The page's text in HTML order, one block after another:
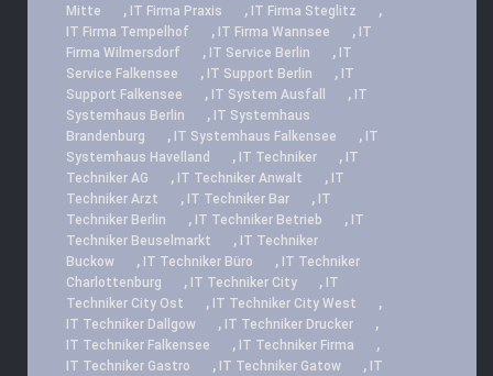
Mitte
, IT Firma Praxis , IT Firma Steglitz ,
IT Firma Tempelhof , IT Firma Wannsee , IT
Firma Wilmersdorf
, IT Service Berlin , IT
Service Falkensee
, IT Support Berlin , IT
Support Falkensee
, IT System Ausfall , IT
Systemhaus Berlin
, IT Systemhaus
Brandenburg
, IT Systemhaus Falkensee , IT
Systemhaus Havelland
, IT Techniker , IT
Techniker AG
, IT Techniker Anwalt , IT
Techniker Arzt
, IT Techniker Bar , IT
Techniker Berlin
, IT Techniker Betrieb , IT
Techniker Beuselmarkt
, IT Techniker
Buckow
, IT Techniker Büro , IT Techniker
Charlottenburg
, IT Techniker City , IT
Techniker City Ost
, IT Techniker City West ,
IT Techniker Dallgow , IT Techniker Drucker ,
IT Techniker Falkensee , IT Techniker Firma ,
IT Techniker Gastro , IT Techniker Gatow , IT